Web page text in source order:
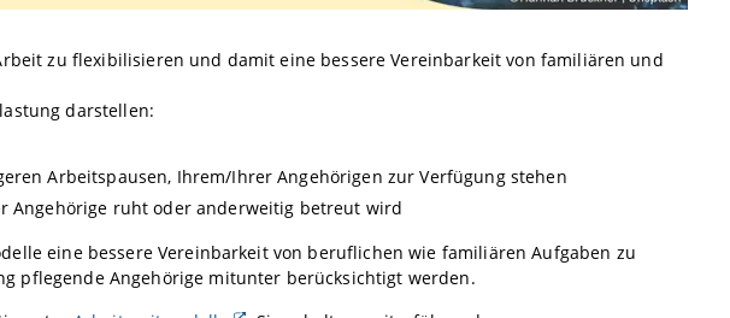
zu flexibilisieren und damit eine bessere Vereinbarkeit von familiären und
darstellen:
Arbeitspausen, Ihrem/Ihrer Angehörigen zur Verfügung stehen
Angehörige ruht oder anderweitig betreut wird
eine bessere Vereinbarkeit von beruflichen wie familiären Aufgaben zu
pflegende Angehörige mitunter berücksichtigt werden.